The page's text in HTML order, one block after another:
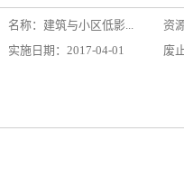
名称： 建筑与小区低影...
资
实施日期：2017-04-01
废